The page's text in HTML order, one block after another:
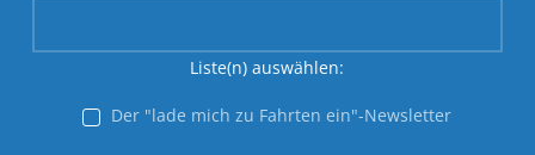
Liste(n) auswählen:
Der "lade mich zu Fahrten ein"-Newsletter